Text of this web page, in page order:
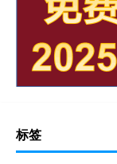
标签